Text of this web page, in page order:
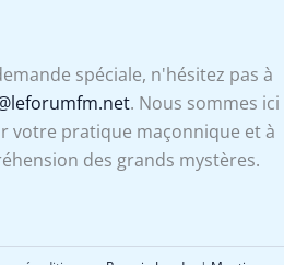
spéciale, n'hésitez pas à
. Nous sommes ici
votre pratique maçonnique et à
des grands mystères.